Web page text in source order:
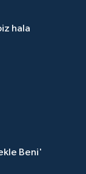
hala
Beni'